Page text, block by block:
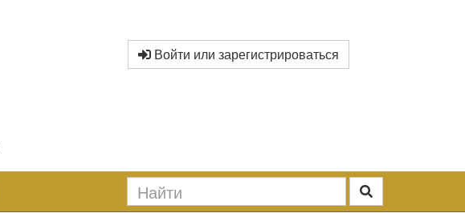
Войти или зарегистрироваться